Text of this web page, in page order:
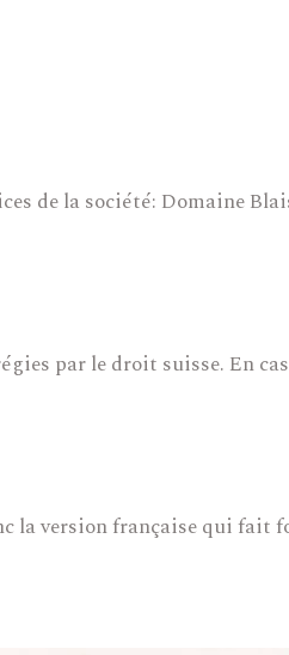
de la société: Domaine
par le droit suisse. En
la version française qui fait